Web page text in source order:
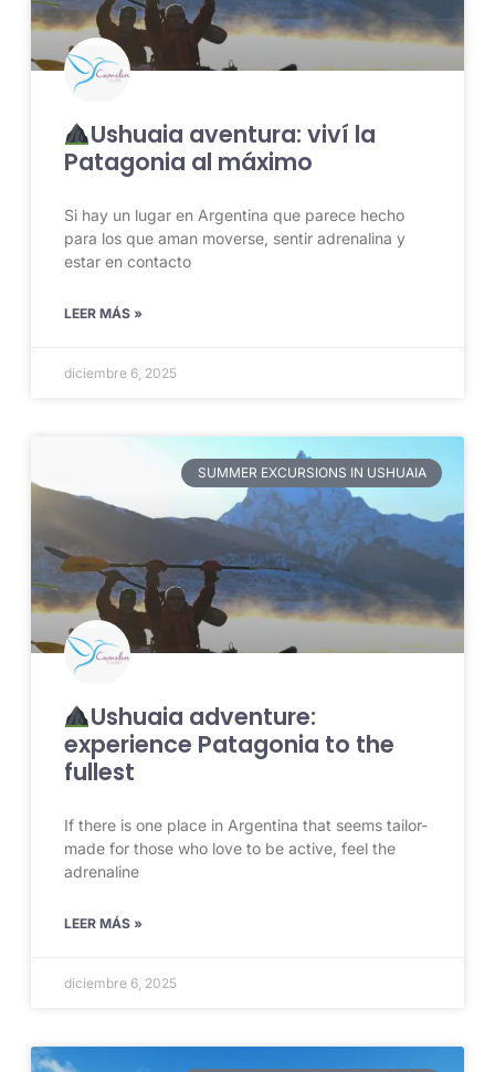
Ushuaia aventura: viví la
Patagonia al máximo
Si hay un lugar en Argentina que parece hecho
para los que aman moverse, sentir adrenalina y
estar en contacto
LEER MÁS »
diciembre 6, 2025
SUMMER EXCURSIONS IN USHUAIA
Ushuaia adventure:
experience Patagonia to the
fullest
If there is one place in Argentina that seems tailor-
made for those who love to be active, feel the
adrenaline
LEER MÁS »
diciembre 6, 2025